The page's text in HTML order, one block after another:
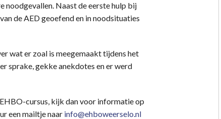
noodgevallen. Naast de eerste hulp bij
de AED geoefend en in noodsituaties
wat er zoal is meegemaakt tijdens het
sprake, gekke anekdotes en er werd
cursus, kijk dan voor informatie op
een mailtje naar info@ehboweerselo.nl